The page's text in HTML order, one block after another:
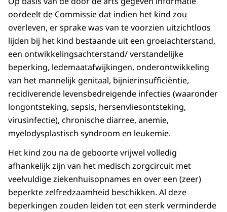
oordeelt de Commissie dat indien het kind zou
overleven, er sprake was van te voorzien uitzichtloos
lijden bij het kind bestaande uit een groeiachterstand,
een ontwikkelingsachterstand/ verstandelijke
beperking, ledemaatafwijkingen, onderontwikkeling
van het mannelijk genitaal, bijnierinsufficiëntie,
recidiverende levensbedreigende infecties (waaronder
longontsteking, sepsis, hersenvliesontsteking,
virusinfectie), chronische diarree, anemie,
myelodysplastisch syndroom en leukemie.
Het kind zou na de geboorte vrijwel volledig
afhankelijk zijn van het medisch zorgcircuit met
veelvuldige ziekenhuisopnames en over een (zeer)
beperkte zelfredzaamheid beschikken. Al deze
beperkingen zouden leiden tot een sterk verminderde